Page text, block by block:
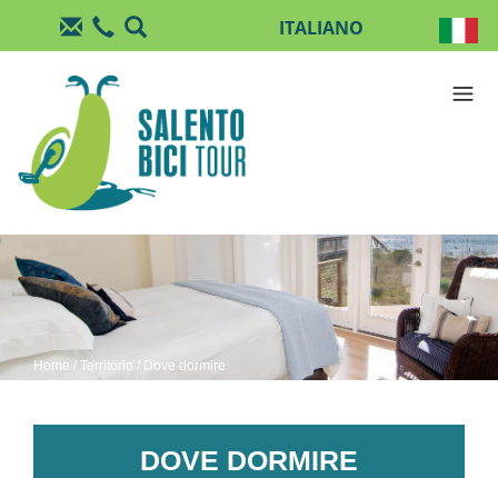
Salta al contenuto principale
Home / Territorio / Dove dormire
DOVE DORMIRE